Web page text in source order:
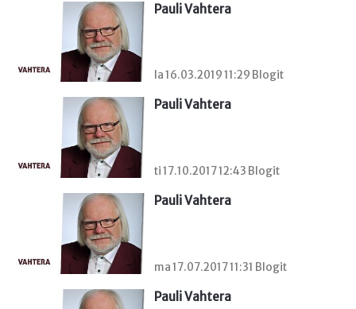
Pauli Vahtera
la 16.03.2019 11:29 Blogit
Pauli Vahtera
ti 17.10.2017 12:43 Blogit
Pauli Vahtera
ma 17.07.2017 11:31 Blogit
Pauli Vahtera